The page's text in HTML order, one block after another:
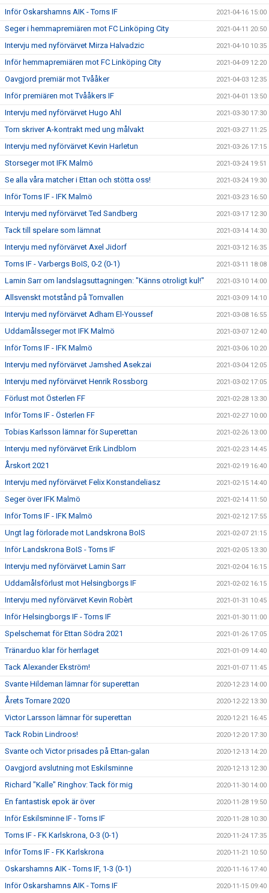
Inför Oskarshamns AIK - Torns IF 2021-04-16 15:00
Seger i hemmapremiären mot FC Linköping City 2021-04-11 20:50
Intervju med nyförvärvet Mirza Halvadzic 2021-04-10 10:35
Inför hemmapremiären mot FC Linköping City 2021-04-09 12:20
Oavgjord premiär mot Tvååker 2021-04-03 12:35
Inför premiären mot Tvååkers IF 2021-04-01 13:50
Intervju med nyförvärvet Hugo Ahl 2021-03-30 17:30
Torn skriver A-kontrakt med ung målvakt 2021-03-27 11:25
Intervju med nyförvärvet Kevin Harletun 2021-03-26 17:15
Storseger mot IFK Malmö 2021-03-24 19:51
Se alla våra matcher i Ettan och stötta oss! 2021-03-24 19:30
Inför Torns IF - IFK Malmö 2021-03-23 16:50
Intervju med nyförvärvet Ted Sandberg 2021-03-17 12:30
Tack till spelare som lämnat 2021-03-14 14:30
Intervju med nyförvärvet Axel Jidorf 2021-03-12 16:35
Torns IF - Varbergs BoIS, 0-2 (0-1) 2021-03-11 18:08
Lamin Sarr om landslagsuttagningen: "Känns otroligt kul!" 2021-03-10 14:00
Allsvenskt motstånd på Tornvallen 2021-03-09 14:10
Intervju med nyförvärvet Adham El-Youssef 2021-03-08 16:55
Uddamålsseger mot IFK Malmö 2021-03-07 12:40
Inför Torns IF - IFK Malmö 2021-03-06 10:20
Intervju med nyförvärvet Jamshed Asekzai 2021-03-04 12:05
Intervju med nyförvärvet Henrik Rossborg 2021-03-02 17:05
Förlust mot Österlen FF 2021-02-28 13:30
Inför Torns IF - Österlen FF 2021-02-27 10:00
Tobias Karlsson lämnar för Superettan 2021-02-26 13:00
Intervju med nyförvärvet Erik Lindblom 2021-02-23 14:45
Årskort 2021 2021-02-19 16:40
Intervju med nyförvärvet Felix Konstandeliasz 2021-02-15 14:40
Seger över IFK Malmö 2021-02-14 11:50
Inför Torns IF - IFK Malmö 2021-02-12 17:55
Ungt lag förlorade mot Landskrona BoIS 2021-02-07 21:15
Inför Landskrona BoIS - Torns IF 2021-02-05 13:30
Intervju med nyförvärvet Lamin Sarr 2021-02-04 16:15
Uddamålsförlust mot Helsingborgs IF 2021-02-02 16:15
Intervju med nyförvärvet Kevin Robèrt 2021-01-31 10:45
Inför Helsingborgs IF - Torns IF 2021-01-30 11:00
Spelschemat för Ettan Södra 2021 2021-01-26 17:05
Tränarduo klar för herrlaget 2021-01-09 14:40
Tack Alexander Ekström! 2021-01-07 11:45
Svante Hildeman lämnar för superettan 2020-12-23 14:00
Årets Tornare 2020 2020-12-22 13:30
Victor Larsson lämnar för superettan 2020-12-21 16:45
Tack Robin Lindroos! 2020-12-20 17:30
Svante och Victor prisades på Ettan-galan 2020-12-13 14:20
Oavgjord avslutning mot Eskilsminne 2020-12-13 12:30
Richard "Kalle" Ringhov: Tack för mig 2020-11-30 14:00
En fantastisk epok är över 2020-11-28 19:50
Inför Eskilsminne IF - Torns IF 2020-11-28 10:30
Torns IF - FK Karlskrona, 0-3 (0-1) 2020-11-24 17:35
Inför Torns IF - FK Karlskrona 2020-11-21 10:50
Oskarshamns AIK - Torns IF, 1-3 (0-1) 2020-11-16 17:40
Inför Oskarshamns AIK - Torns IF 2020-11-15 09:40